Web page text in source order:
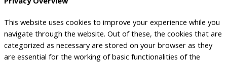
This website uses cookies to improve your experience while you
navigate through the website. Out of these, the cookies that are
categorized as necessary are stored on your browser as they
are essential for the working of basic functionalities of the